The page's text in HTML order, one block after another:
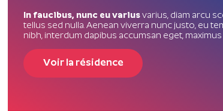
In faucibus, nunc eu varius varius, diam arcu
tellus sed nulla. Aenean viverra nunc justo, eu
nibh, interdum dapibus accumsan eget,
Voir la résidence